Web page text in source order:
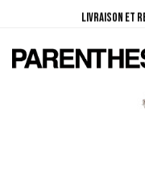
Livraison et